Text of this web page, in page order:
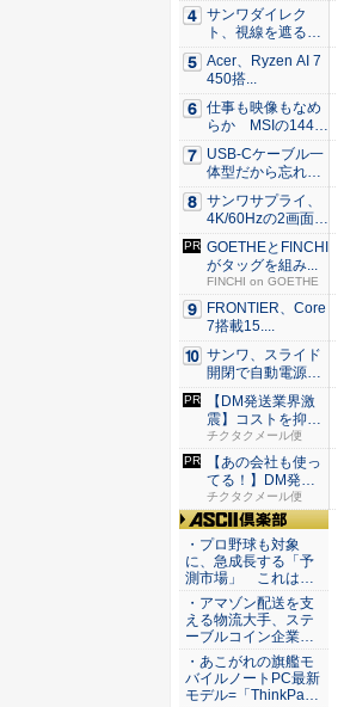
サンワダイレク
ト、視線を遮るフ
ェルト製デ...
Acer、Ryzen AI 7
450搭...
仕事も映像もなめ
らか MSIの144H
z...
USB-Cケーブル一
体型だから忘れな
い！...
サンワサプライ、
4K/60Hzの2画面
出...
GOETHEとFINCHI
がタッグを組み...
FINCHI on GOETHE
FRONTIER、Core
7搭載15....
サンワ、スライド
開閉で自動電源O
N/OF...
【DM発送業界激
震】コストを抑え
た配達な...
チクタクメール便
【あの会社も使っ
てる！】DM発送
なら絶対...
チクタクメール便
ASCII倶楽部
・プロ野球も対象
に、急成長する「予
測市場」 これは…
・アマゾン配送を支
える物流大手、ステ
ーブルコイン企業…
・あこがれの旗艦モ
バイルノートPC最新
モデル=「ThinkPa…